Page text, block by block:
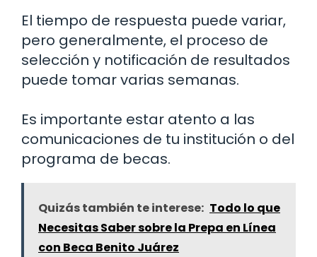
El tiempo de respuesta puede variar,
pero generalmente, el proceso de
selección y notificación de resultados
puede tomar varias semanas.
Es importante estar atento a las
comunicaciones de tu institución o del
programa de becas.
Quizás también te interese: Todo lo que
Necesitas Saber sobre la Prepa en Línea
con Beca Benito Juárez